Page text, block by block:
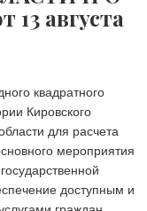
августа
квадратного
Кировского
для расчета
мероприятия
доступным и